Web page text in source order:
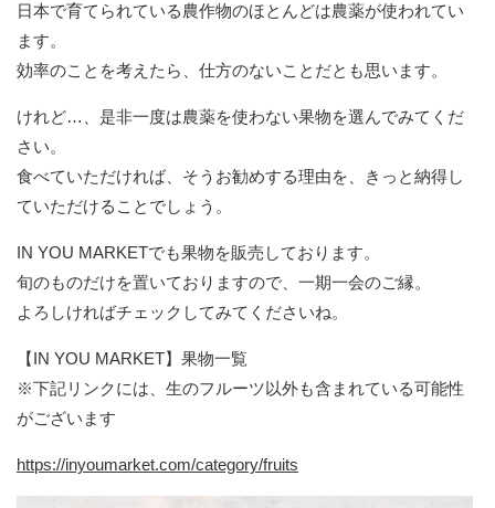
日本で育てられている農作物のほとんどは農薬が使われてい
ます。
効率のことを考えたら、仕方のないことだとも思います。
けれど…、是非一度は農薬を使わない果物を選んでみてくだ
さい。
食べていただければ、そうお勧めする理由を、きっと納得し
ていただけることでしょう。
IN YOU MARKETでも果物を販売しております。
旬のものだけを置いておりますので、一期一会のご縁。
よろしければチェックしてみてくださいね。
【IN YOU MARKET】果物一覧
※下記リンクには、生のフルーツ以外も含まれている可能性
がございます
https://inyoumarket.com/category/fruits